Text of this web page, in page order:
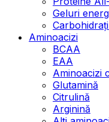
Geluri
Aminoacizi
BCAA
EAA
Aminoacizi
Glutamină
Citrulină
Arginină